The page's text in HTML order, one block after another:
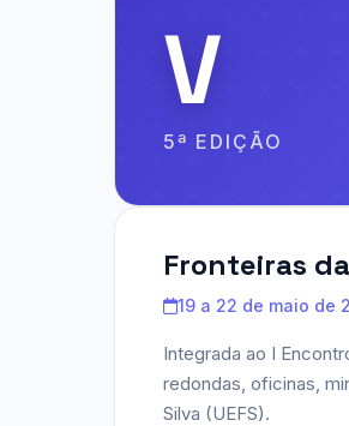
V
5ª EDIÇÃO
Fronteiras
19 a 22 de maio de
Integrada ao I
redondas, oficinas,
Silva (UEFS).